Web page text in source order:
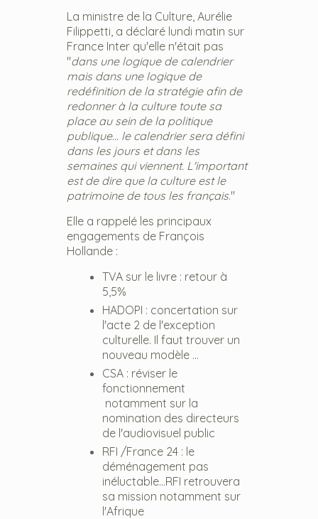
La ministre de la Culture, Aurélie
Filippetti, a déclaré lundi matin sur
France Inter qu'elle n'était pas
"dans une logique de calendrier
mais dans une logique de
redéfinition de la stratégie afin de
redonner à la culture toute sa
place au sein de la politique
publique... le calendrier sera défini
dans les jours et dans les
semaines qui viennent. L'important
est de dire que la culture est le
patrimoine de tous les français."
Elle a rappelé les principaux
engagements de François
Hollande :
TVA sur le livre : retour à
5,5%
HADOPI : concertation sur
l'acte 2 de l'exception
culturelle. Il faut trouver un
nouveau modèle ...
CSA : réviser le
fonctionnement
notamment sur la
nomination des directeurs
de l'audiovisuel public
RFI /France 24 : le
déménagement pas
inéluctable...RFI retrouvera
sa mission notamment sur
l'Afrique